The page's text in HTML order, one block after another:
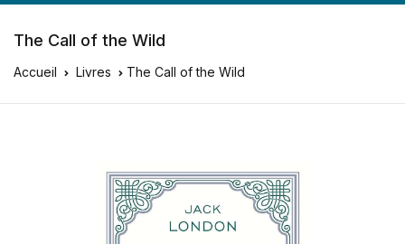
The Call of the Wild
Accueil Livres The Call of the Wild